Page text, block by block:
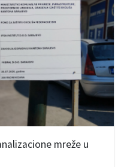
mreže u